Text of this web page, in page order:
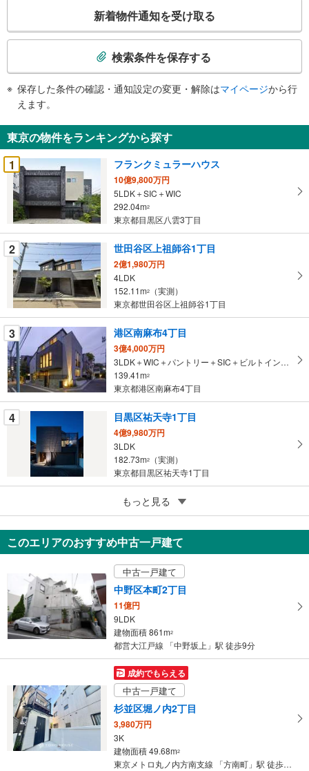
検
知
を
受
け
取
る
・
条
件
を
マ
イ
ペ
ー
ジ
に
保
存
す
る
新着物件通知を受け取る
検索条件を保存する
保存した条件の確認・通知設定の変更・解除はマイページから行
えます。
東京の物件をランキングから探す
1
フランクミュラーハウス
10億9,800万円
5LDK＋SIC＋WIC
292.04m2
東京都目黒区八雲3丁目
2 世田谷区上祖師谷1丁目
2億1,980万円
4LDK
152.11m2
（実測）
東京都世田谷区上祖師谷1丁目
3 港区南麻布4丁目
3億4,000万円
3LDK＋WIC＋パントリー＋SIC＋ビルトインガレージ1台
139.41m2
東京都港区南麻布4丁目
4 目黒区祐天寺1丁目
4億9,980万円
3LDK
182.73m2
（実測）
東京都目黒区祐天寺1丁目
目黒区上目黒2丁目
6,980万円
2SLDK
70.2m2（実測）
東京都目黒区上目黒2丁目
もっと見る
このエリアのおすすめ中古一戸建て
中古一戸建て
中野区本町2丁目
11億円
9LDK
建物面積 861m2
都営大江戸線 「中野坂上」駅 徒歩9分
成約でもらえる
中古一戸建て
杉並区堀ノ内2丁目
3,980万円
3K
建物面積 49.68m2
東京メトロ丸ノ内方南支線 「方南町」駅 徒歩7分